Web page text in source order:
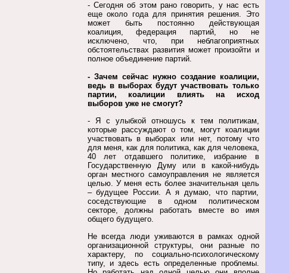
- Сегодня об этом рано говорить, у нас есть
еще около года для принятия решения. Это
может быть постоянно действующая
коалиция, федерация партий, но не
исключено, что, при неблагоприятных
обстоятельствах развития может произойти и
полное объединение партий.
- Зачем сейчас нужно создание коалиции,
ведь в выборах будут участвовать только
партии, коалиции влиять на исход
выборов уже не смогут?
- Я с улыбкой отношусь к тем политикам,
которые рассуждают о том, могут коалиции
участвовать в выборах или нет, потому что
для меня, как для политика, как для человека,
40 лет отдавшего политике, избрание в
Государственную Думу или в какой-нибудь
орган местного самоуправления не является
целью. У меня есть более значительная цель
– будущее России. А я думаю, что партии,
соседствующие в одном политическом
секторе, должны работать вместе во имя
общего будущего.
Не всегда люди уживаются в рамках одной
организационной структуры, они разные по
характеру, по социально-психологическому
типу, и здесь есть определенные проблемы.